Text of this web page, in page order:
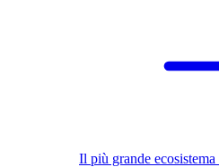
Il più grande